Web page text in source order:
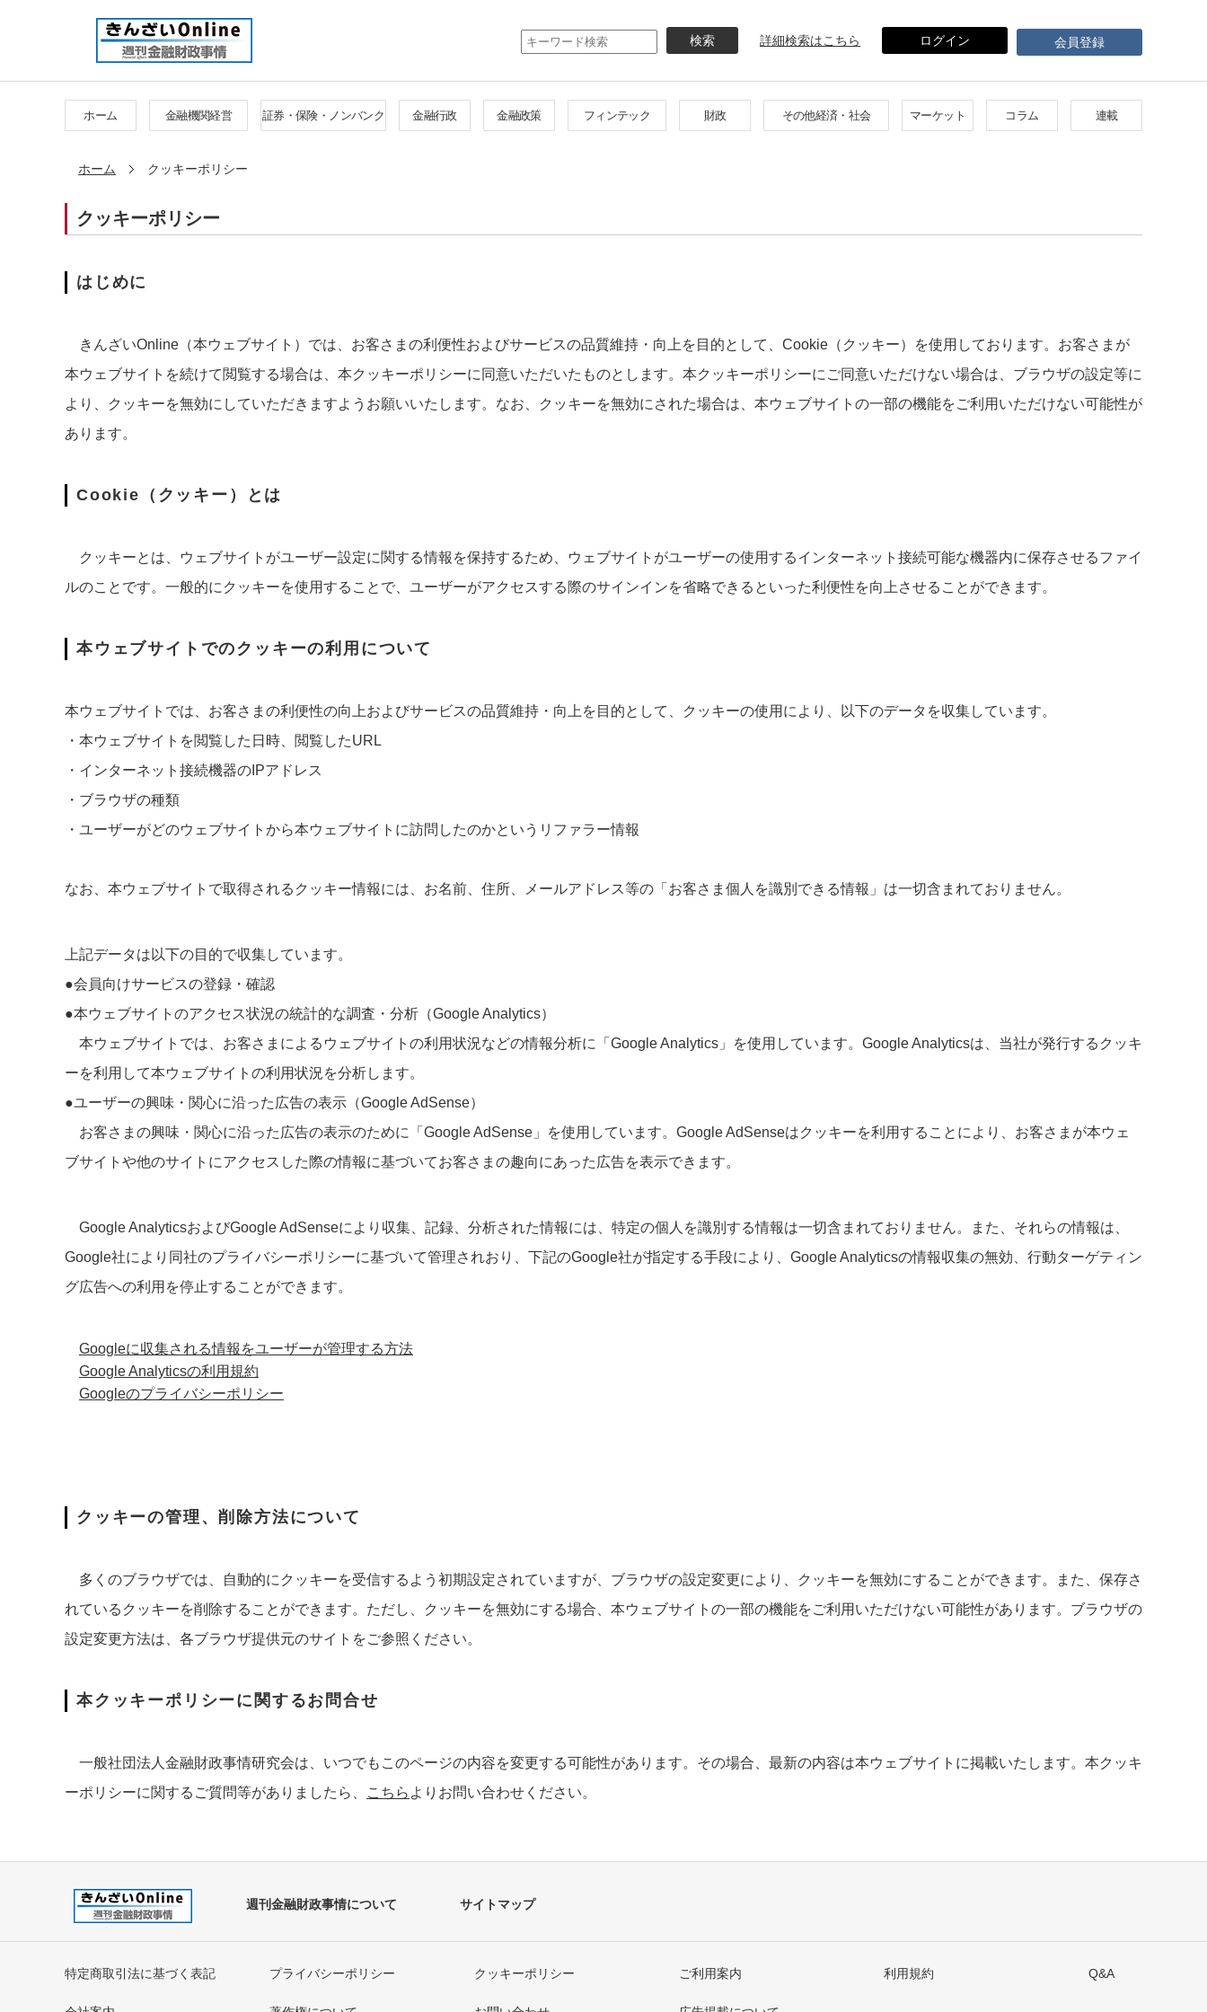
イ
ン
テ
ン
詳細検索はこちら ログイン 会員登録
ホーム 金融機関経営 証券・保険・ノンバンク 金融行政 金融政策 フィンテック 財政 その他経済・社会 マーケット コラム 連載
ホーム クッキーポリシー
クッキーポリシー
はじめに
きんざいOnline（本ウェブサイト）では、お客さまの利便性およびサービスの品質維持・向上を目的として、Cookie（クッキー）を使用しております。お客さまが
本ウェブサイトを続けて閲覧する場合は、本クッキーポリシーに同意いただいたものとします。本クッキーポリシーにご同意いただけない場合は、ブラウザの設定等に
より、クッキーを無効にしていただきますようお願いいたします。なお、クッキーを無効にされた場合は、本ウェブサイトの一部の機能をご利用いただけない可能性が
あります。
Cookie（クッキー）とは
クッキーとは、ウェブサイトがユーザー設定に関する情報を保持するため、ウェブサイトがユーザーの使用するインターネット接続可能な機器内に保存させるファイ
ルのことです。一般的にクッキーを使用することで、ユーザーがアクセスする際のサインインを省略できるといった利便性を向上させることができます。
本ウェブサイトでのクッキーの利用について
本ウェブサイトでは、お客さまの利便性の向上およびサービスの品質維持・向上を目的として、クッキーの使用により、以下のデータを収集しています。
・本ウェブサイトを閲覧した日時、閲覧したURL
・インターネット接続機器のIPアドレス
・ブラウザの種類
・ユーザーがどのウェブサイトから本ウェブサイトに訪問したのかというリファラー情報
なお、本ウェブサイトで取得されるクッキー情報には、お名前、住所、メールアドレス等の「お客さま個人を識別できる情報」は一切含まれておりません。
上記データは以下の目的で収集しています。
●会員向けサービスの登録・確認
●本ウェブサイトのアクセス状況の統計的な調査・分析（Google Analytics）
本ウェブサイトでは、お客さまによるウェブサイトの利用状況などの情報分析に「Google Analytics」を使用しています。Google Analyticsは、当社が発行するクッキ
ーを利用して本ウェブサイトの利用状況を分析します。
●ユーザーの興味・関心に沿った広告の表示（Google AdSense）
お客さまの興味・関心に沿った広告の表示のために「Google AdSense」を使用しています。Google AdSenseはクッキーを利用することにより、お客さまが本ウェ
ブサイトや他のサイトにアクセスした際の情報に基づいてお客さまの趣向にあった広告を表示できます。
Google AnalyticsおよびGoogle AdSenseにより収集、記録、分析された情報には、特定の個人を識別する情報は一切含まれておりません。また、それらの情報は、
Google社により同社のプライバシーポリシーに基づいて管理されおり、下記のGoogle社が指定する手段により、Google Analyticsの情報収集の無効、行動ターゲティン
グ広告への利用を停止することができます。
Googleに収集される情報をユーザーが管理する方法
Google Analyticsの利用規約
Googleのプライバシーポリシー
クッキーの管理、削除方法について
多くのブラウザでは、自動的にクッキーを受信するよう初期設定されていますが、ブラウザの設定変更により、クッキーを無効にすることができます。また、保存さ
れているクッキーを削除することができます。ただし、クッキーを無効にする場合、本ウェブサイトの一部の機能をご利用いただけない可能性があります。ブラウザの
設定変更方法は、各ブラウザ提供元のサイトをご参照ください。
本クッキーポリシーに関するお問合せ
一般社団法人金融財政事情研究会は、いつでもこのページの内容を変更する可能性があります。その場合、最新の内容は本ウェブサイトに掲載いたします。本クッキ
ーポリシーに関するご質問等がありましたら、
こちら よりお問い合わせください。
週刊金融財政事情について サイトマップ
特定商取引法に基づく表記 プライバシーポリシー クッキーポリシー ご利用案内 利用規約 Q&A